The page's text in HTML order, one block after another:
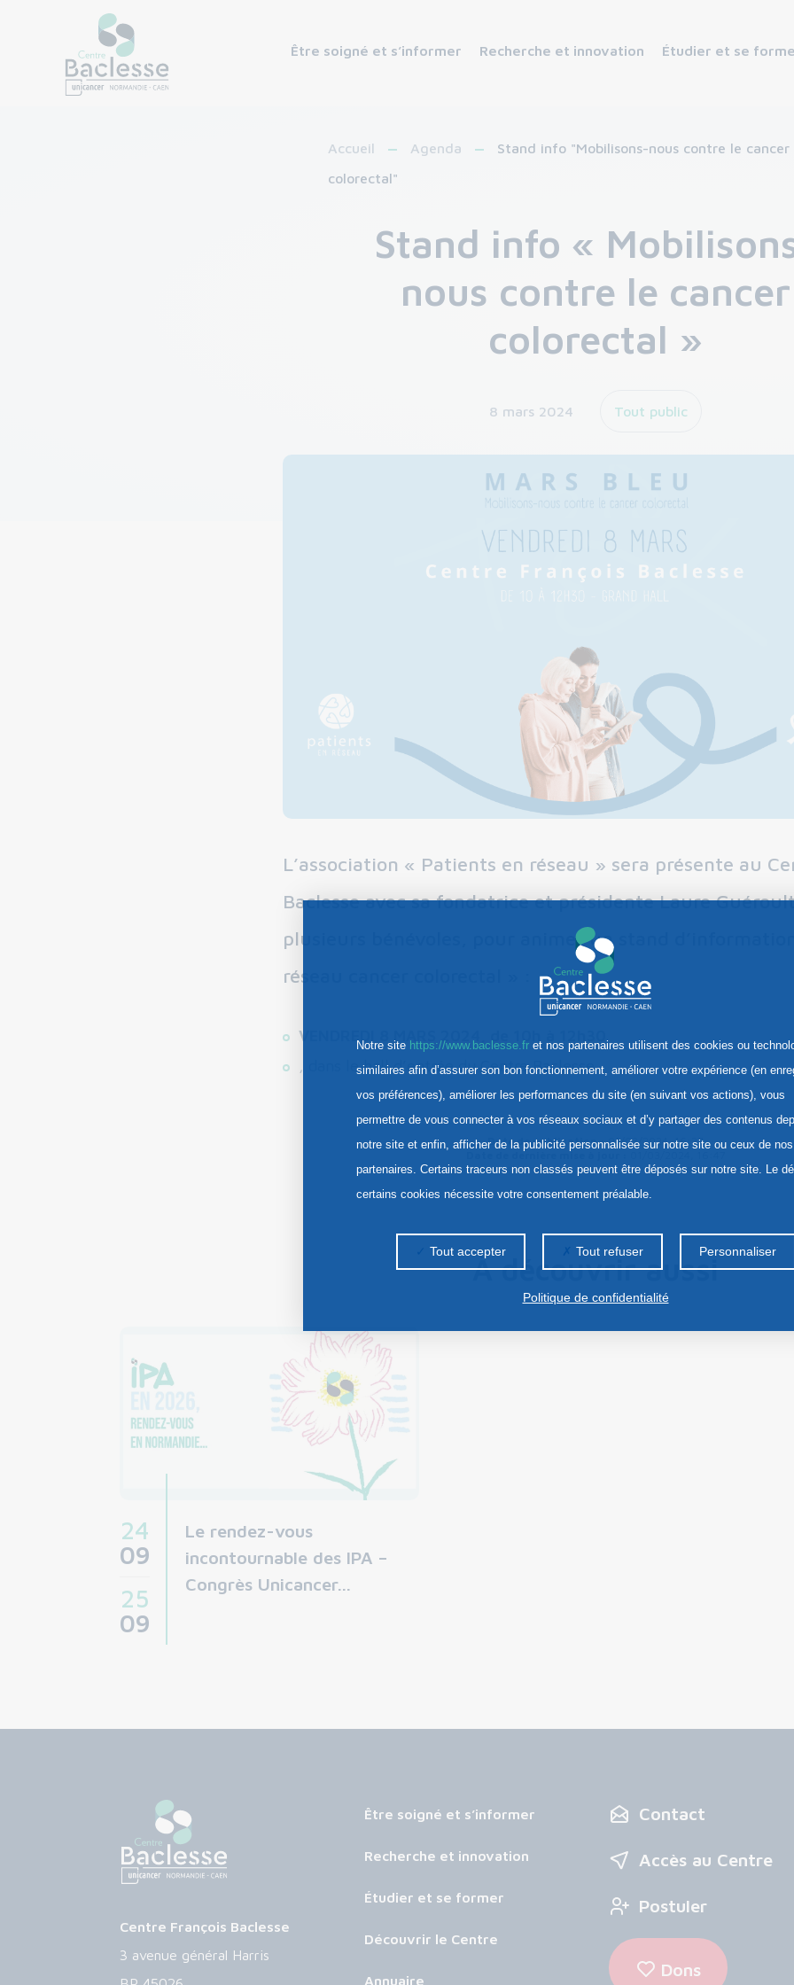
Être soigné et s’informer Recherche et innovation Étudier et se
Accueil Agenda
Stand info "Mobilisons-nous contre le cancer
colorectal"
Stand info «
nous contre le cancer
colorectal »
8 mars 2024 Tout public
L’association « Patients en réseau » sera présente au
Baclesse avec sa fondatrice et présidente Laure
plusieurs bénévoles, pour animer un stand
réseau cancer colorectal » :
VENDREDI 8 MARS 2024, de 10h à 12h30
, dans le hall d’entrée du Centre Baclesse.
Date de publication :01/03/2024, 16:27
Date de dernière mise à jour :
À découvrir aussi
24
09
25
09
Le rendez-vous
incontournable des IPA –
Congrès Unicancer…
Centre François Baclesse
3 avenue général Harris
Être soigné et s’informer
Recherche et innovation
Étudier et se former
Découvrir le Centre
Annuaire
Contact
Accès au Centre
Postuler
Dons
Notre site https://www.baclesse.fr et nos partenaires utilisent des cookies ou
similaires afin d’assurer son bon fonctionnement, améliorer votre expérience (en
vos préférences), améliorer les performances du site (en suivant vos actions), vous
permettre de vous connecter à vos réseaux sociaux et d’y partager des contenus
notre site et enfin, afficher de la publicité personnalisée sur notre site ou ceux de nos
partenaires. Certains traceurs non classés peuvent être déposés sur notre site. Le
certains cookies nécessite votre consentement préalable.
Tout accepter Tout refuser Personnaliser
Politique de confidentialité